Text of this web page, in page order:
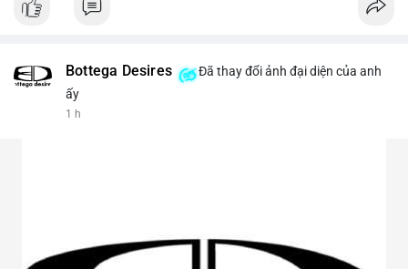
Bottega Desires
Đã thay đổi ảnh đại diện của anh
ấy
1 h